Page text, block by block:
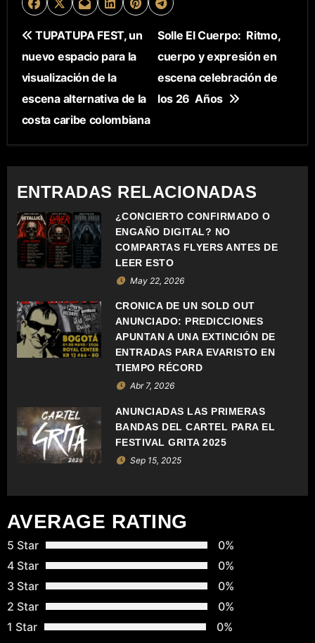
N
A
V
E
G
A
C
I
Ó
N
D
E
N
T
A
D
A
S
TUPATUPA FEST, un
nuevo espacio para la
visualización de la
escena alternativa de la
costa caribe colombiana
Solle El Cuerpo: Ritmo,
cuerpo y expresión en
escena celebración de
los 26 Años
ENTRADAS RELACIONADAS
¿CONCIERTO CONFIRMADO O
ENGAÑO DIGITAL? NO
COMPARTAS FLYERS ANTES DE
LEER ESTO
May 22, 2026
CRÓNICA DE UN SOLD OUT
ANUNCIADO: PREDICCIONES
APUNTAN A UNA EXTINCIÓN DE
ENTRADAS PARA EVARISTO EN
TIEMPO RÉCORD
Abr 7, 2026
ANUNCIADAS LAS PRIMERAS
BANDAS DEL CARTEL PARA EL
FESTIVAL GRITA 2025
Sep 15, 2025
AVERAGE RATING
5 Star
0%
4 Star
0%
3 Star
0%
2 Star
0%
1 Star
0%